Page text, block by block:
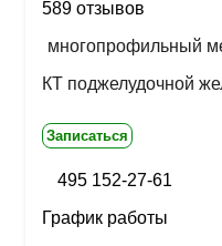
589 отзывов
многопрофильный
КТ поджелудочной
Записаться
495 152-27-61
График работы